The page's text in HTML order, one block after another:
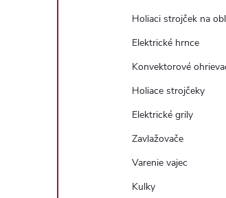
Holiaci strojček na
Elektrické hrnce
Konvektorové
Holiace strojčeky
Elektrické grily
Zavlažovače
Varenie vajec
Kulky